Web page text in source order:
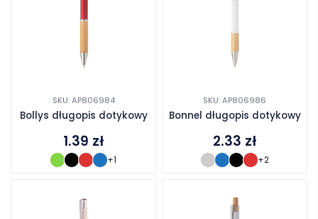
SKU: AP806984
Bollys długopis dotykowy
1.39 zł
+1
SKU: AP806986
Bonnel długopis dotykowy
2.33 zł
+2